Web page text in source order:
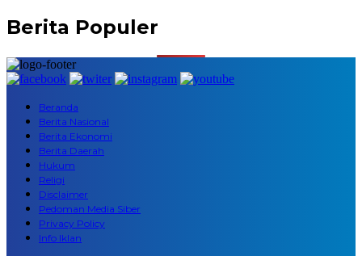
Berita Populer
Beranda
Berita Nasional
Berita Ekonomi
Berita Daerah
Hukum
Religi
Disclaimer
Pedoman Media Siber
Privacy Policy
Info Iklan